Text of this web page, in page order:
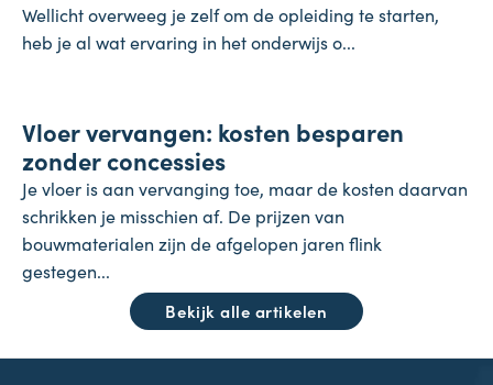
Wellicht overweeg je zelf om de opleiding te starten,
heb je al wat ervaring in het onderwijs o...
23 juli 2026
Vloer vervangen: kosten besparen
zonder concessies
Je vloer is aan vervanging toe, maar de kosten daarvan
schrikken je misschien af. De prijzen van
bouwmaterialen zijn de afgelopen jaren flink
gestegen...
Bekijk alle artikelen